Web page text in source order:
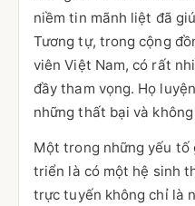
niềm tin mãnh liệt đã
Tương tự, trong cộng
viên Việt Nam, có rất
đầy tham vọng. Họ
những thất bại và
Một trong những yếu tố
triển là có một hệ sinh
trực tuyến không chỉ là